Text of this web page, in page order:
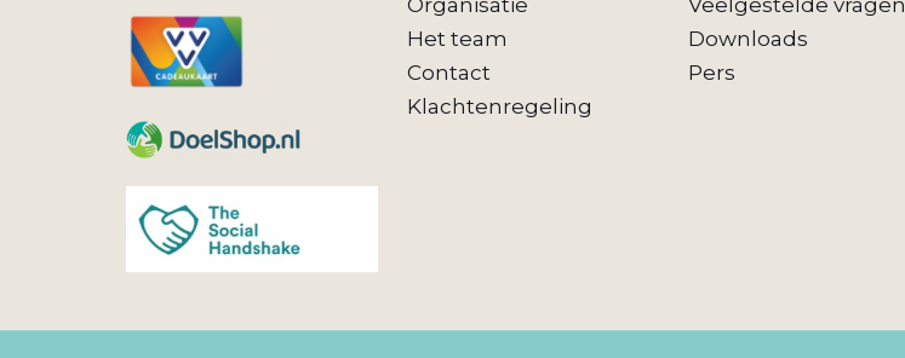
Organisatie
Het team
Contact
Klachtenregeling
Veelgestelde vragen
Downloads
Pers